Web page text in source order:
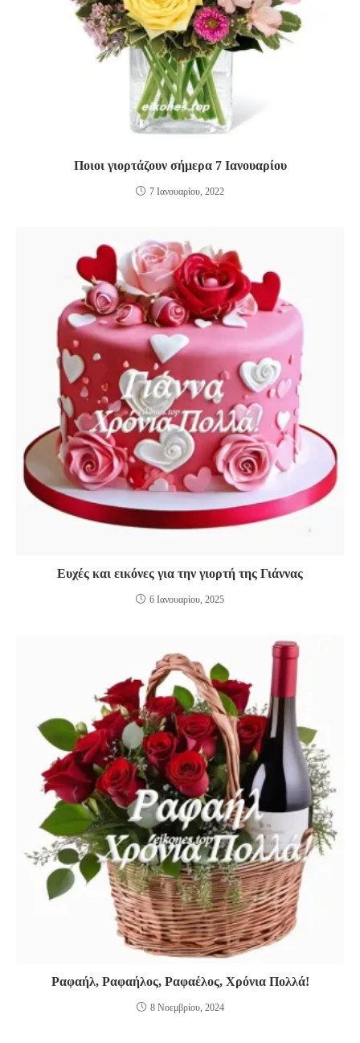
Ποιοι γιορτάζουν σήμερα 7 Ιανουαρίου
7 Ιανουαρίου, 2022
Ευχές και εικόνες για την γιορτή της Γιάννας
6 Ιανουαρίου, 2025
Ραφαήλ, Ραφαήλος, Ραφαέλος, Χρόνια Πολλά!
8 Νοεμβρίου, 2024